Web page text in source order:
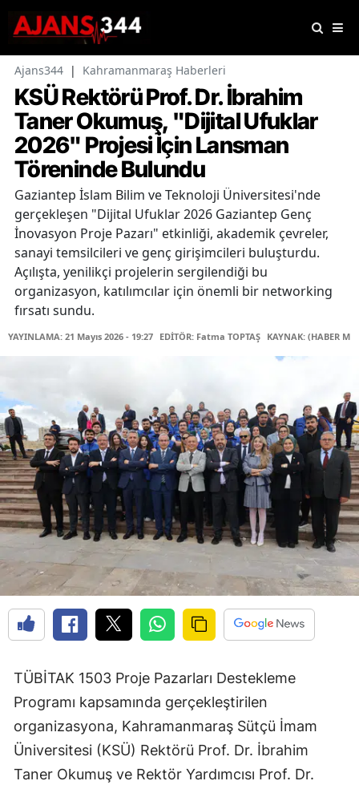
Ajans344 | Kahramanmaraş Haberleri
KSÜ Rektörü Prof. Dr. İbrahim
Taner Okumuş, "Dijital Ufuklar
2026" Projesi İçin Lansman
Töreninde Bulundu
Gaziantep İslam Bilim ve Teknoloji Üniversitesi'nde
gerçekleşen "Dijital Ufuklar 2026 Gaziantep Genç
İnovasyon Proje Pazarı" etkinliği, akademik çevreler,
sanayi temsilcileri ve genç girişimcileri buluşturdu.
Açılışta, yenilikçi projelerin sergilendiği bu
organizasyon, katılımcılar için önemli bir networking
fırsatı sundu.
YAYINLAMA: 21 Mayıs 2026 - 19:27 EDİTÖR: Fatma TOPTAŞ KAYNAK: (HABER
TÜBİTAK 1503 Proje Pazarları Destekleme
Programı kapsamında gerçekleştirilen
organizasyona, Kahramanmaraş Sütçü İmam
Üniversitesi (KSÜ) Rektörü Prof. Dr. İbrahim
Taner Okumuş ve Rektör Yardımcısı Prof. Dr.